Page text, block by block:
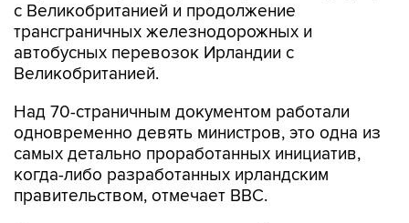
с Великобританией и продолжение
трансграничных железнодорожных и
автобусных перевозок Ирландии с
Великобританией.
Над 70-страничным документом работали
одновременно девять министров, это одна из
самых детально проработанных инициатив,
когда-либо разработанных ирландским
правительством, отмечает BBC.